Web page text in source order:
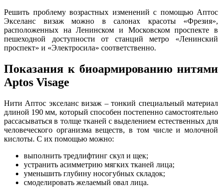
Решить проблему возрастных изменений с помощью Аптос
Экселанс визаж можно в салонах красоты «Фрезия»,
расположенных на Ленинском и Московском проспекте в
пешеходной доступности от станций метро «Ленинский
проспект» и «Электросила» соответственно.
Показания к биоармированию нитями
Aptos Visage
Нити Аптос экселанс визаж – тонкий специальный материал
длиной 190 мм, который способен постепенно самостоятельно
рассасываться в толще тканей с выделением естественных для
человеческого организма веществ, в том числе и молочной
кислоты. С их помощью можно:
выполнить тредлифтинг скул и щек;
устранить асимметрию мягких тканей лица;
уменьшить глубину носогубных складок;
смоделировать желаемый овал лица.